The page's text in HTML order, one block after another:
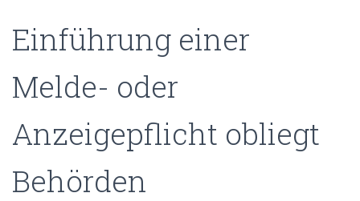
Einführung einer
Melde- oder
Anzeigepflicht obliegt
Behörden